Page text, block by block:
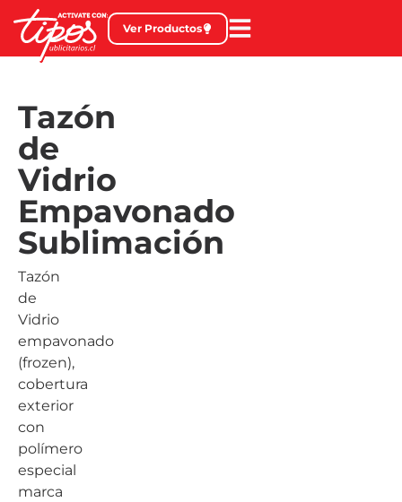
Ver Productos
Tazón
de
Vidrio
Empavonado
Sublimación
Tazón
de
Vidrio
empavonado
(frozen),
cobertura
exterior
con
polímero
especial
marca